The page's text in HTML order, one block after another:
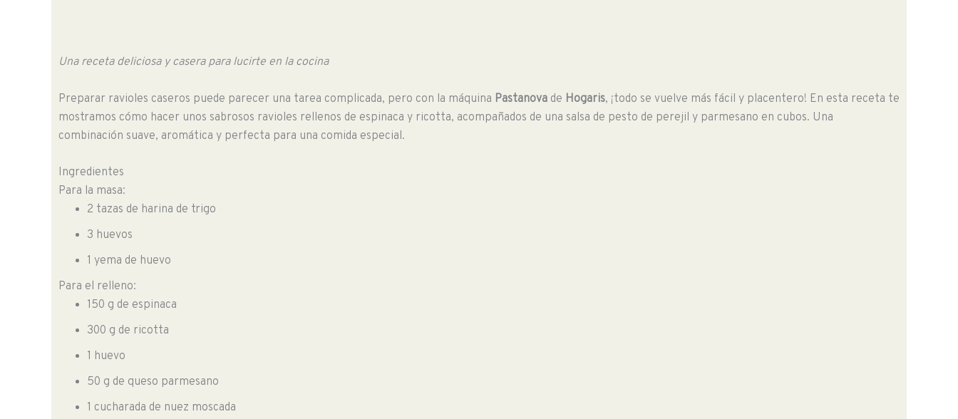
Una receta deliciosa y casera para lucirte en la cocina
Preparar ravioles caseros puede parecer una tarea complicada, pero con la máquina Pastanova de Hogaris, ¡todo se vuelve más fácil y placentero! En esta receta te
mostramos cómo hacer unos sabrosos ravioles rellenos de espinaca y ricotta, acompañados de una salsa de pesto de perejil y parmesano en cubos. Una
combinación suave, aromática y perfecta para una comida especial.
Ingredientes
Para la masa:
2 tazas de harina de trigo
3 huevos
1 yema de huevo
Para el relleno:
150 g de espinaca
300 g de ricotta
1 huevo
50 g de queso parmesano
1 cucharada de nuez moscada